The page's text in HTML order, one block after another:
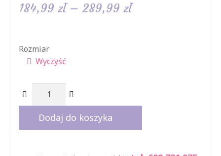
184,99 zł – 289,99 złZakres
289,99 zł
Rozmiar
Wyczyść
ilość
pościeli
Dodaj do koszyka